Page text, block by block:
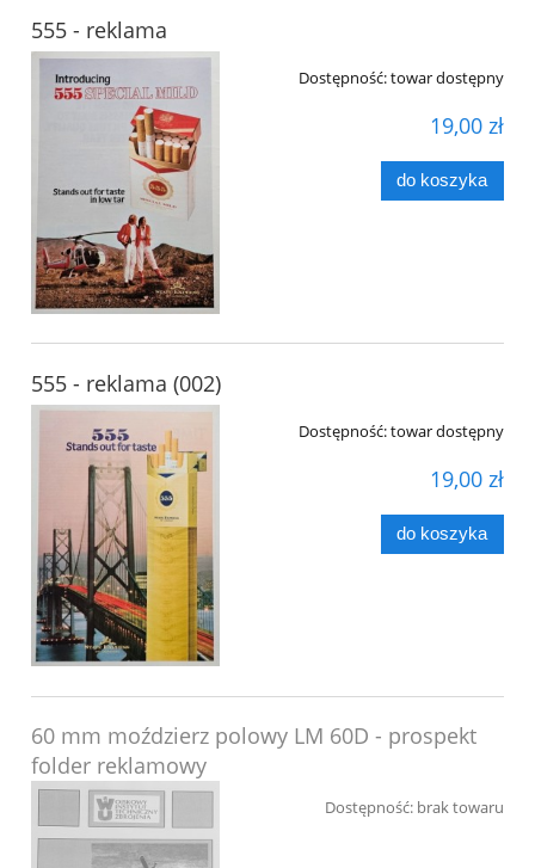
555 - reklama
Dostępność:towar dostępny
19,00 zł
do koszyka
555 - reklama (002)
Dostępność:towar dostępny
19,00 zł
do koszyka
60 mm moździerz polowy LM 60D - prospekt
folder reklamowy
Dostępność: brak towaru